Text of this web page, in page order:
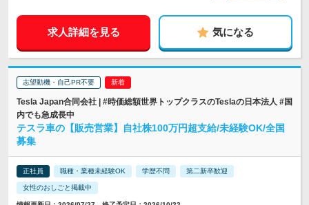
求人詳細を見る 気になる
志望動機・自己PR不要
Tesla Japan合同会社 | #時価総額世界トップクラスのTeslaの日本法人 #国
内でも急成長中
テスラ車の【販売営業】自社株100万円超支給/未経験OK/全国
募集
正社員 職種・業種未経験OK 学歴不問 第二新卒歓迎
女性のおしごと掲載中